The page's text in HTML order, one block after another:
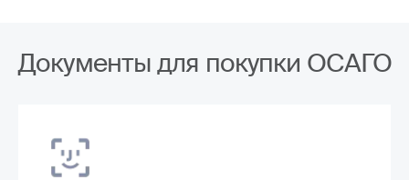
Документы для покупки ОСАГО